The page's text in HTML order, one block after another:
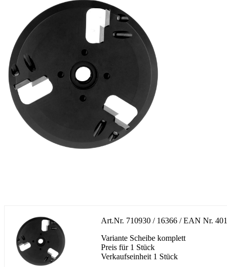
Art.Nr. 710930 / 16366 / EAN Nr.
Variante Scheibe komplett
Preis für 1 Stück
Verkaufseinheit 1 Stück